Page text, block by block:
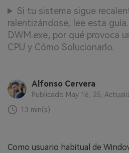
Si tu sistema sigue
ralentizándose, lee esta
DWM.exe, por qué provoca
CPU y Cómo Solucionarlo.
Alfonso Cervera
Publicado May 16, 25,
13 min(s)
Como usuario habitual de